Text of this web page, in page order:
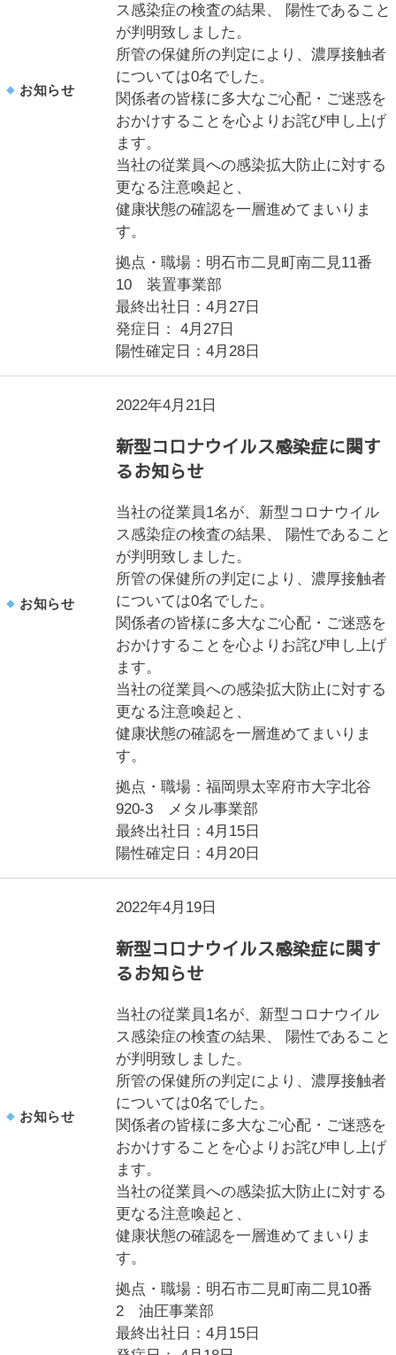
お知らせ
ス感染症の検査の結果、 陽性であること
が判明致しました。
所管の保健所の判定により、濃厚接触者
については0名でした。
関係者の皆様に多大なご心配・ご迷惑を
おかけすることを心よりお詫び申し上げ
ます。
当社の従業員への感染拡大防止に対する
更なる注意喚起と、
健康状態の確認を一層進めてまいりま
す。
拠点・職場：明石市二見町南二見11番
10 装置事業部
最終出社日：4月27日
発症日： 4月27日
陽性確定日：4月28日
お知らせ
2022年4月21日
新型コロナウイルス感染症に関す
るお知らせ
当社の従業員1名が、新型コロナウイル
ス感染症の検査の結果、 陽性であること
が判明致しました。
所管の保健所の判定により、濃厚接触者
については0名でした。
関係者の皆様に多大なご心配・ご迷惑を
おかけすることを心よりお詫び申し上げ
ます。
当社の従業員への感染拡大防止に対する
更なる注意喚起と、
健康状態の確認を一層進めてまいりま
す。
拠点・職場：福岡県太宰府市大字北谷
920-3 メタル事業部
最終出社日：4月15日
陽性確定日：4月20日
お知らせ
2022年4月19日
新型コロナウイルス感染症に関す
るお知らせ
当社の従業員1名が、新型コロナウイル
ス感染症の検査の結果、 陽性であること
が判明致しました。
所管の保健所の判定により、濃厚接触者
については0名でした。
関係者の皆様に多大なご心配・ご迷惑を
おかけすることを心よりお詫び申し上げ
ます。
当社の従業員への感染拡大防止に対する
更なる注意喚起と、
健康状態の確認を一層進めてまいりま
す。
拠点・職場：明石市二見町南二見10番
2 油圧事業部
最終出社日：4月15日